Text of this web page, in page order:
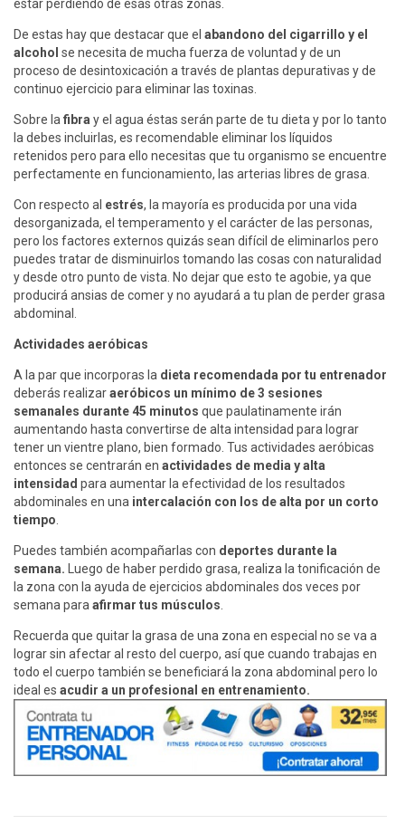
estar perdiendo de esas otras zonas.
De estas hay que destacar que el abandono del cigarrillo y el
alcohol se necesita de mucha fuerza de voluntad y de un
proceso de desintoxicación a través de plantas depurativas y de
continuo ejercicio para eliminar las toxinas.
Sobre la fibra y el agua éstas serán parte de tu dieta y por lo tanto
la debes incluirlas, es recomendable eliminar los líquidos
retenidos pero para ello necesitas que tu organismo se encuentre
perfectamente en funcionamiento, las arterias libres de grasa.
Con respecto al estrés, la mayoría es producida por una vida
desorganizada, el temperamento y el carácter de las personas,
pero los factores externos quizás sean difícil de eliminarlos pero
puedes tratar de disminuirlos tomando las cosas con naturalidad
y desde otro punto de vista. No dejar que esto te agobie, ya que
producirá ansias de comer y no ayudará a tu plan de perder grasa
abdominal.
Actividades aeróbicas
A la par que incorporas la dieta recomendada por tu entrenador
deberás realizaraeróbicos un mínimo de 3 sesiones
semanales durante 45 minutos que paulatinamente irán
aumentando hasta convertirse de alta intensidad para lograr
tener un vientre plano, bien formado. Tus actividades aeróbicas
entonces se centrarán en actividades de media y alta
intensidad para aumentar la efectividad de los resultados
abdominales en una intercalación con los de alta por un corto
tiempo
Puedes también acompañarlas con deportes durante la
semana. Luego de haber perdido grasa, realiza la tonificación de
la zona con la ayuda de ejercicios abdominales dos veces por
semana para afirmar tus músculos
Recuerda que quitar la grasa de una zona en especial no se va a
lograr sin afectar al resto del cuerpo, así que cuando trabajas en
todo el cuerpo también se beneficiará la zona abdominal pero lo
ideal es acudir a un profesional en entrenamiento.